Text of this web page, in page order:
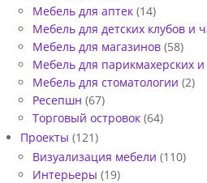
Мебель для аптек (14)
Мебель для детских клубов и
Мебель для магазинов (58)
Мебель для парикмахерских
Мебель для стоматологии (2)
Ресепшн (67)
Торговый островок (64)
Проекты (121)
Визуализация мебели (110)
Интерьеры (19)